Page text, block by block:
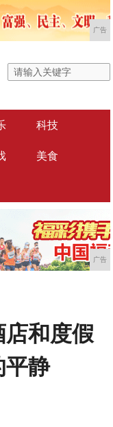
广告
科技
美食
广告
和度假
平静